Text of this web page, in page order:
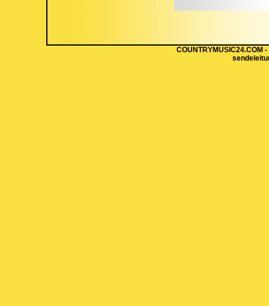
COUNTRYMUSIC24.COM